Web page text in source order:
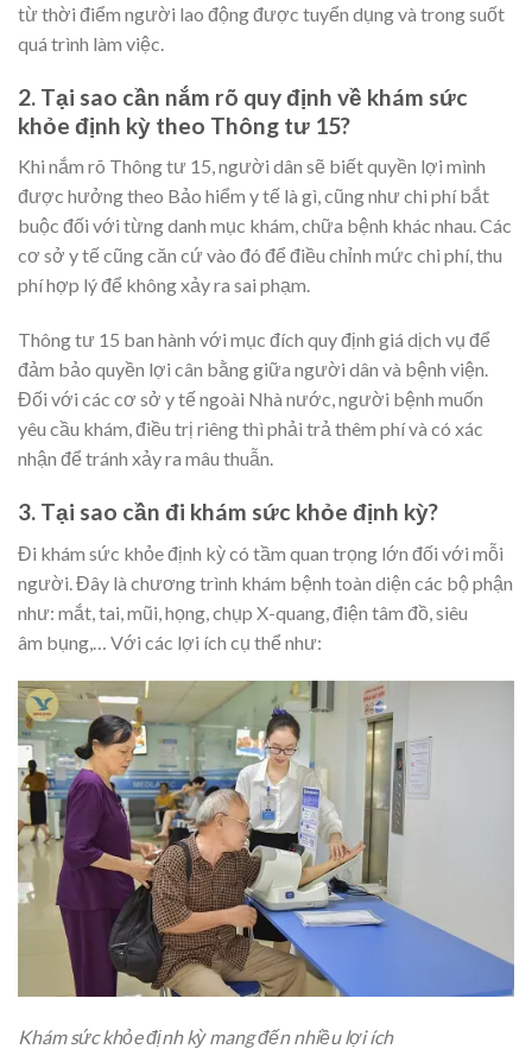
từ thời điểm người lao động được tuyển dụng và trong suốt
quá trình làm việc.
2. Tại sao cần nắm rõ quy định về khám sức
khỏe định kỳ theo Thông tư 15?
Khi nắm rõ Thông tư 15, người dân sẽ biết quyền lợi mình
được hưởng theo Bảo hiểm y tế là gì, cũng như chi phí bắt
buộc đối với từng danh mục khám, chữa bệnh khác nhau. Các
cơ sở y tế cũng căn cứ vào đó để điều chỉnh mức chi phí, thu
phí hợp lý để không xảy ra sai phạm.
Thông tư 15 ban hành với mục đích quy định giá dịch vụ để
đảm bảo quyền lợi cân bằng giữa người dân và bệnh viện.
Đối với các cơ sở y tế ngoài Nhà nước, người bệnh muốn
yêu cầu khám, điều trị riêng thì phải trả thêm phí và có xác
nhận để tránh xảy ra mâu thuẫn.
3. Tại sao cần đi khám sức khỏe định kỳ?
Đi khám sức khỏe định kỳ có tầm quan trọng lớn đối với mỗi
người. Đây là chương trình khám bệnh toàn diện các bộ phận
như: mắt, tai, mũi, họng, chụp X-quang, điện tâm đồ, siêu
âm bụng,… Với các lợi ích cụ thể như:
Khám sức khỏe định kỳ mang đến nhiều lợi ích